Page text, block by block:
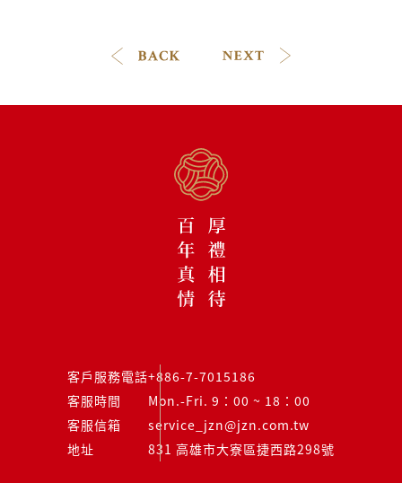
客戶服務電話+886-7-7015186
客服時間
Mon.-Fri. 9：00 ~ 18：00
客服信箱
service_jzn@jzn.com.tw
地址
831 高雄市大寮區捷西路298號